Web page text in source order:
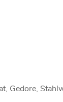
Gedore,